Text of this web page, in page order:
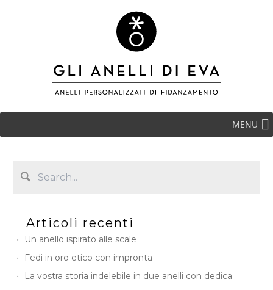
MENU
Articoli recenti
Un anello ispirato alle scale
Fedi in oro etico con impronta
La vostra storia indelebile in due anelli con dedica